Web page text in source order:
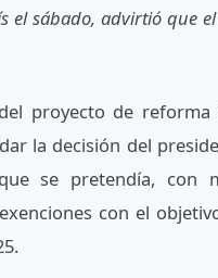
el sábado, advirtió que
proyecto de reforma
la decisión del
se pretendía, con
con el